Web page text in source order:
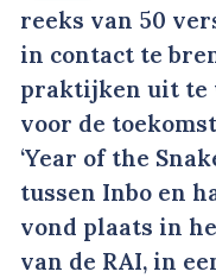
reeks van 50
in contact te
praktijken uit te
voor de
‘Year of the
tussen Inbo en
vond plaats in
van de RAI, in